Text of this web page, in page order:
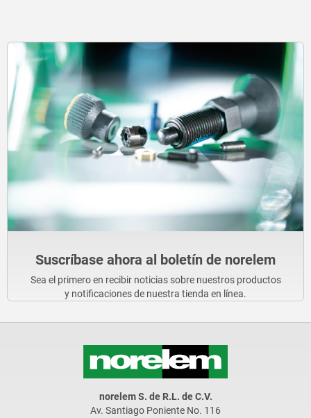
Suscríbase ahora al boletín de norelem
Sea el primero en recibir noticias sobre nuestros productos
y notificaciones de nuestra tienda en línea.
norelem S. de R.L. de C.V.
Av. Santiago Poniente No. 116